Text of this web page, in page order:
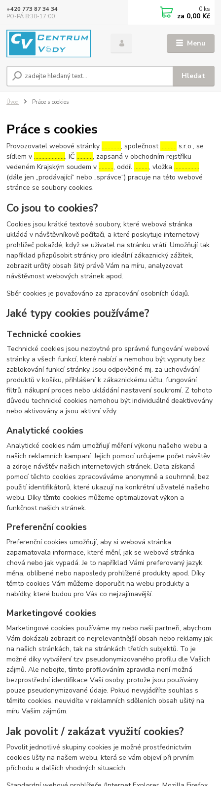
Menu
Hledat
+420 773 87 34 34
PO-PÁ 8:30-17:00
0 ks
za 0,00 Kč
Úvod Práce s cookies
Práce s cookies
Provozovatel webové stránky…………., společnost……….. s.r.o., se
sídlem v…………………, IČ……….., zapsaná v obchodním rejstříku
vedeném Krajským soudem v………., oddíl………., vložka……………..
(dále jen „prodávající“ nebo „správce“) pracuje na této webové
stránce se soubory cookies.
Co jsou to cookies?
Cookies jsou krátké textové soubory, které webová stránka
ukládá v návštěvníkově počítači, a které poskytuje internetový
prohlížeč pokaždé, když se uživatel na stránku vrátí. Umožňují tak
například přizpůsobit stránky pro ideální zákaznický zážitek,
zobrazit určitý obsah šitý právě Vám na míru, analyzovat
návštěvnost webových stránek apod.
Sběr cookies je považováno za zpracování osobních údajů.
Jaké typy cookies používáme?
Technické cookies
Technické cookies jsou nezbytné pro správné fungování webové
stránky a všech funkcí, které nabízí a nemohou být vypnuty bez
zablokování funkcí stránky. Jsou odpovědné mj. za uchovávání
produktů v košíku, přihlášení k zákaznickému účtu, fungování
filtrů, nákupní proces nebo ukládání nastavení soukromí. Z tohoto
důvodu technické cookies nemohou být individuálně deaktivovány
nebo aktivovány a jsou aktivní vždy.
Analytické cookies
Analytické cookies nám umožňují měření výkonu našeho webu a
našich reklamních kampaní. Jejich pomocí určujeme počet návštěv
a zdroje návštěv našich internetových stránek. Data získaná
pomocí těchto cookies zpracováváme anonymně a souhrnně, bez
použití identifikátorů, které ukazují na konkrétní uživatelé našeho
webu. Díky těmto cookies můžeme optimalizovat výkon a
funkčnost našich stránek.
Preferenční cookies
Preferenční cookies umožňují, aby si webová stránka
zapamatovala informace, které mění, jak se webová stránka
chová nebo jak vypadá. Je to například Vámi preferovaný jazyk,
měna, oblíbené nebo naposledy prohlížené produkty apod. Díky
těmto cookies Vám můžeme doporučit na webu produkty a
nabídky, které budou pro Vás co nejzajímavější.
Marketingové cookies
Marketingové cookies používáme my nebo naši partneři, abychom
Vám dokázali zobrazit co nejrelevantnější obsah nebo reklamy jak
na našich stránkách, tak na stránkách třetích subjektů. To je
možné díky vytváření tzv. pseudonymizovaného profilu dle Vašich
zájmů. Ale nebojte, tímto profilováním zpravidla není možná
bezprostřední identifikace Vaší osoby, protože jsou používány
pouze pseudonymizované údaje. Pokud nevyjádříte souhlas s
těmito cookies, neuvidíte v reklamních sděleních obsah ušitý na
míru Vašim zájmům.
Jak povolit / zakázat využití cookies?
Povolit jednotlivé skupiny cookies je možné prostřednictvím
cookies lišty na našem webu, která se vám objeví při prvním
příchodu a dalších vhodných situacích.